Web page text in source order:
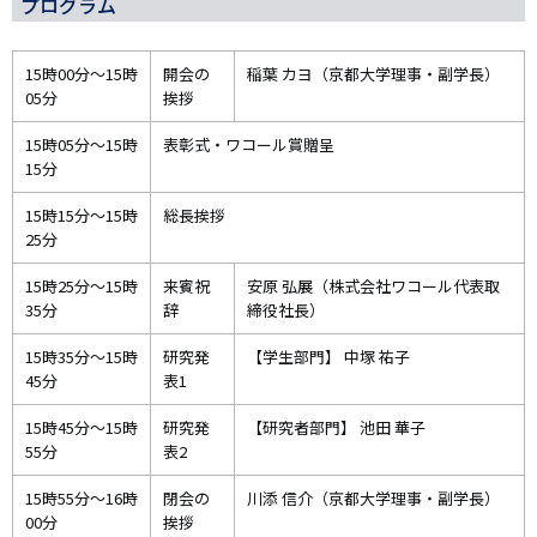
15時00分～15時
05分
開会の
挨拶
稲葉 カヨ（京都大学理事・副学長）
15時05分～15時
15分
表彰式・ワコール賞贈呈
15時15分～15時
25分
総長挨拶
15時25分～15時
35分
来賓祝
辞
安原 弘展（株式会社ワコール代表取
締役社長）
15時35分～15時
45分
研究発
表1
【学生部門】 中塚 祐子
15時45分～15時
55分
研究発
表2
【研究者部門】 池田 華子
15時55分～16時
00分
閉会の
挨拶
川添 信介（京都大学理事・副学長）